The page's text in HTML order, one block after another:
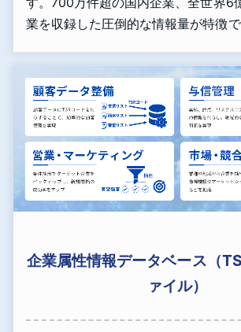
業を収録した圧倒的な情報量が特徴で
企業属性情報データベース（
ァイル）